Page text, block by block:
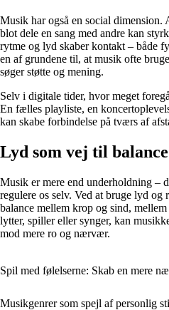
Musik har også en social
blot dele en sang med andre kan
rytme og lyd skaber kontakt – både
en af grundene til, at musik ofte
søger støtte og mening.
Selv i digitale tider, hvor meget
En fælles playliste, en
kan skabe forbindelse på tværs af
Lyd som vej til balance
Musik er mere end underholdning –
regulere os selv. Ved at bruge lyd og
balance mellem krop og sind,
lytter, spiller eller synger, kan
mod mere ro og nærvær.
Spil med følelserne: Skab en mere
Musikgenrer som spejl af personlig